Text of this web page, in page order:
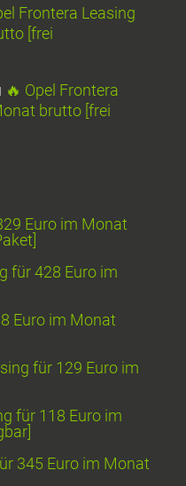
Frontera Leasing
[frei
🔥 Opel Frontera
brutto [frei
Euro im Monat
für 428 Euro im
Euro im Monat
für 129 Euro im
für 118 Euro im
345 Euro im Monat